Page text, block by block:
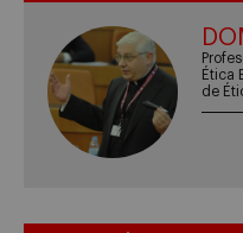
Ética
de